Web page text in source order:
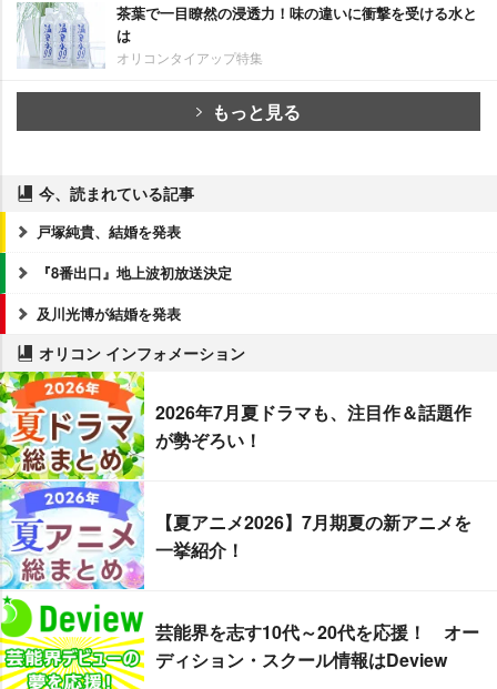
茶葉で一目瞭然の浸透力！味の違いに衝撃を受ける水と
は
オリコンタイアップ特集
もっと見る
今、読まれている記事
戸塚純貴、結婚を発表
『8番出口』地上波初放送決定
及川光博が結婚を発表
オリコン インフォメーション
2026年7月夏ドラマも、注目作＆話題作
が勢ぞろい！
【夏アニメ2026】7月期夏の新アニメを
一挙紹介！
芸能界を志す10代～20代を応援！ オー
ディション・スクール情報はDeview